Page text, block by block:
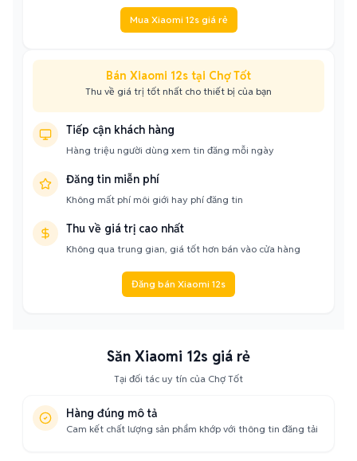
Mua Xiaomi 12s giá rẻ
Bán Xiaomi 12s tại Chợ Tốt
Thu về giá trị tốt nhất cho thiết bị của bạn
Tiếp cận khách hàng
Hàng triệu người dùng xem tin đăng mỗi ngày
Đăng tin miễn phí
Không mất phí môi giới hay phí đăng tin
Thu về giá trị cao nhất
Không qua trung gian, giá tốt hơn bán vào cửa hàng
Đăng bán Xiaomi 12s
Săn Xiaomi 12s giá rẻ
Tại đối tác uy tín của Chợ Tốt
Hàng đúng mô tả
Cam kết chất lượng sản phẩm khớp với thông tin đăng tải